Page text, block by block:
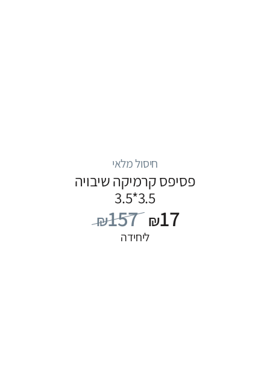
חיסול מלאי
פסיפס קרמיקה שיבויה
3.5*3.5
₪157 ₪17
ליחידה